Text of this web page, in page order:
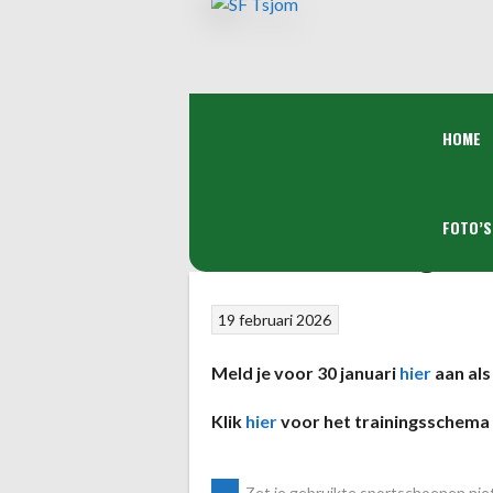
HOME
FOTO’S
wintertrainingen!
19 februari 2026
Meld je voor 30 januari hier aan
Klik hiervoor het trainingsschema